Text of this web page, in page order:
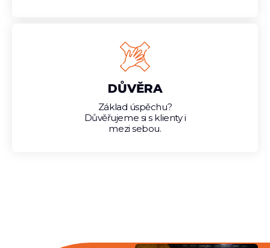
DŮVĚRA
Základ úspěchu?
Důvěřujeme si s klienty i
mezi sebou.